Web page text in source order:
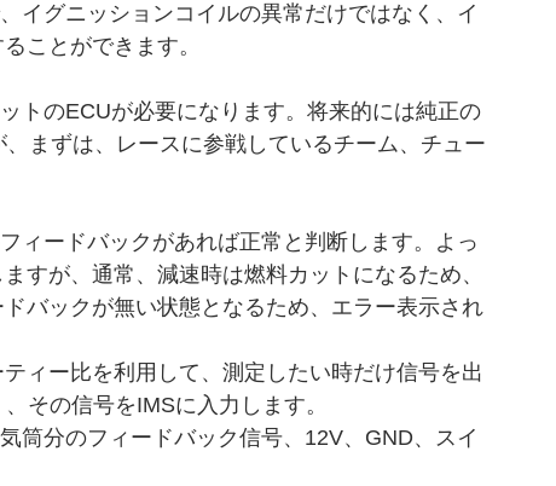
イグニッションコイルの異常だけではなく、イ
ことができます。
トのECUが必要になります。将来的には純正の
まずは、レースに参戦しているチーム、チュー
ィードバックがあれば正常と判断します。よっ
すが、通常、減速時は燃料カットになるため、
バックが無い状態となるため、エラー表示され
ィー比を利用して、測定したい時だけ信号を出
その信号をIMSに入力します。
筒分のフィードバック信号、12V、GND、スイ